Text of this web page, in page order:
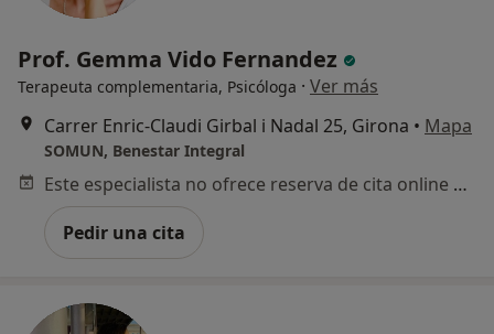
Prof. Gemma Vido Fernandez
Terapeuta complementaria, Psicóloga · Ver más
Carrer Enric-Claudi Girbal i Nadal 25, Girona • Mapa
SOMUN, Benestar Integral
Este especialista no ofrece reserva de cita online en esta dirección.
Pedir una cita